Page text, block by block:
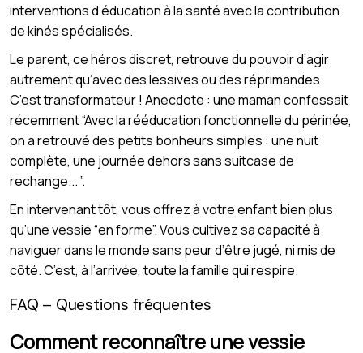
interventions d’éducation à la santé avec la contribution
de kinés spécialisés.
Le parent, ce héros discret, retrouve du pouvoir d’agir
autrement qu’avec des lessives ou des réprimandes.
C’est transformateur ! Anecdote : une maman confessait
récemment “Avec la rééducation fonctionnelle du périnée,
on a retrouvé des petits bonheurs simples : une nuit
complète, une journée dehors sans suitcase de
rechange... ”.
En intervenant tôt, vous offrez à votre enfant bien plus
qu’une vessie “en forme”. Vous cultivez sa capacité à
naviguer dans le monde sans peur d’être jugé, ni mis de
côté. C’est, à l’arrivée, toute la famille qui respire.
FAQ – Questions fréquentes
Comment reconnaître une vessie